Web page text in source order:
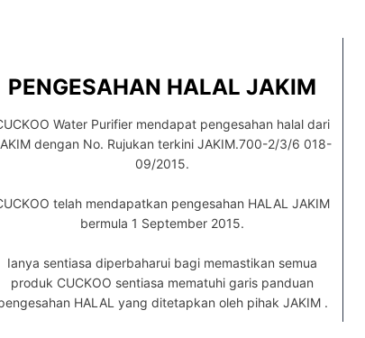
PENGESAHAN HALAL JAKIM
Water Purifier mendapat pengesahan halal dari
dengan No. Rujukan terkini JAKIM.700-2/3/6 018-
09/2015.
telah mendapatkan pengesahan HALAL JAKIM
bermula 1 September 2015.
Ianya sentiasa diperbaharui bagi memastikan semua
produk CUCKOO sentiasa mematuhi garis panduan
HALAL yang ditetapkan oleh pihak JAKIM .